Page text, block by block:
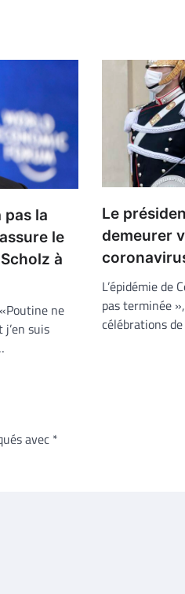
pas la
le
à
ne
suis
Le
demeurer
L’épidémie de
pas terminée
célébrations
avec *